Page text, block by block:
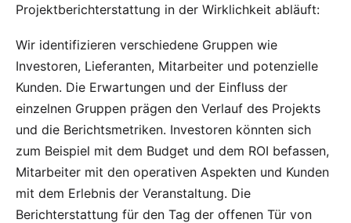
Projektberichterstattung in der Wirklichkeit abläuft:
Wir identifizieren verschiedene Gruppen wie
Investoren, Lieferanten, Mitarbeiter und potenzielle
Kunden. Die Erwartungen und der Einfluss der
einzelnen Gruppen prägen den Verlauf des Projekts
und die Berichtsmetriken. Investoren könnten sich
zum Beispiel mit dem Budget und dem ROI befassen,
Mitarbeiter mit den operativen Aspekten und Kunden
mit dem Erlebnis der Veranstaltung. Die
Berichterstattung für den Tag der offenen Tür von